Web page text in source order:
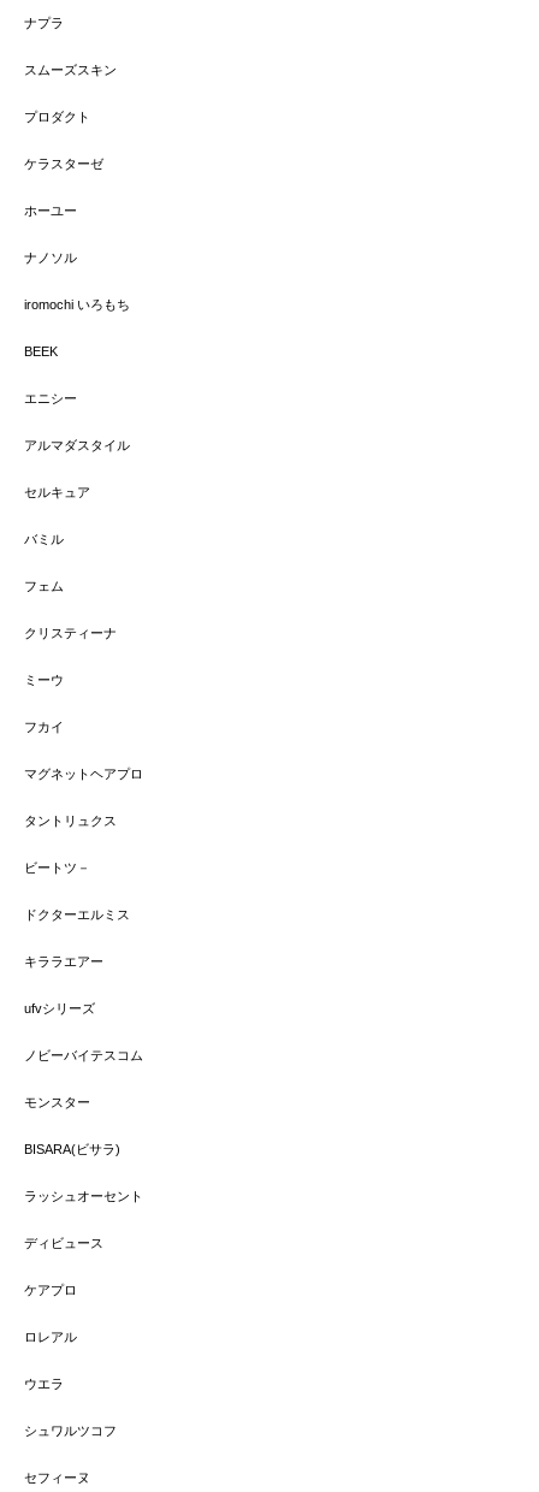
ナプラ
スムーズスキン
プロダクト
ケラスターゼ
ホーユー
ナノソル
iromochi いろもち
BEEK
エニシー
アルマダスタイル
セルキュア
バミル
フェム
クリスティーナ
ミーウ
フカイ
マグネットヘアプロ
タントリュクス
ビートツ－
ドクターエルミス
キララエアー
ufvシリーズ
ノビーバイテスコム
モンスター
BISARA(ビサラ)
ラッシュオーセント
ディビュース
ケアプロ
ロレアル
ウエラ
シュワルツコフ
セフィーヌ